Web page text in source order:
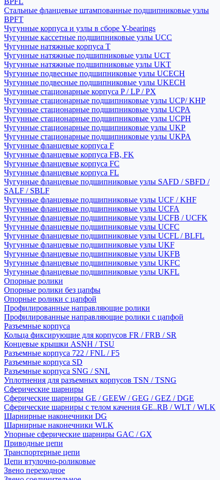
Стальные фланцевые штампованные подшипниковые узлы
BPFT
Чугунные корпуса и узлы в сборе Y-bearings
Чугунные кассетные подшипниковые узлы UCC
Чугунные натяжные корпуса T
Чугунные натяжные подшипниковые узлы UCT
Чугунные натяжные подшипниковые узлы UKT
Чугунные подвесные подшипниковые узлы UCECH
Чугунные подвесные подшипниковые узлы UKECH
Чугунные стационарные корпуса P / LP / PX
Чугунные стационарные подшипниковые узлы UCP/ KHP
Чугунные стационарные подшипниковые узлы UCPA
Чугунные стационарные подшипниковые узлы UCPH
Чугунные стационарные подшипниковые узлы UKP
Чугунные стационарные подшипниковые узлы UKPA
Чугунные фланцевые корпуса F
Чугунные фланцевые корпуса FB, FK
Чугунные фланцевые корпуса FC
Чугунные фланцевые корпуса FL
Чугунные фланцевые подшипниковые узлы SAFD / SBFD /
SALF / SBLF
Чугунные фланцевые подшипниковые узлы UCF / KHF
Чугунные фланцевые подшипниковые узлы UCFA
Чугунные фланцевые подшипниковые узлы UCFB / UCFK
Чугунные фланцевые подшипниковые узлы UCFC
Чугунные фланцевые подшипниковые узлы UCFL / BLFL
Чугунные фланцевые подшипниковые узлы UKF
Чугунные фланцевые подшипниковые узлы UKFB
Чугунные фланцевые подшипниковые узлы UKFC
Чугунные фланцевые подшипниковые узлы UKFL
Опорные ролики
Опорные ролики без цапфы
Опорные ролики с цапфой
Профилированные направляющие ролики
Профилированные направляющие ролики с цапфой
Разъемные корпуса
Кольца фиксирующие для корпусов FR / FRB / SR
Концевые крышки ASNH / TSU
Разъемные корпуса 722 / FNL / F5
Разъемные корпуса SD
Разъемные корпуса SNG / SNL
Уплотнения для разъемных корпусов TSN / TSNG
Сферические шарниры
Сферические шарниры GE / GEEW / GEG / GEZ / DGE
Сферические шарниры с телом качения GE..RB / WLT / WLK
Шарнирные наконечники DG
Шарнирные наконечники WLK
Упорные сферические шарниры GAC / GX
Приводные цепи
Транспортерные цепи
Цепи втулочно-роликовые
Звено переходное